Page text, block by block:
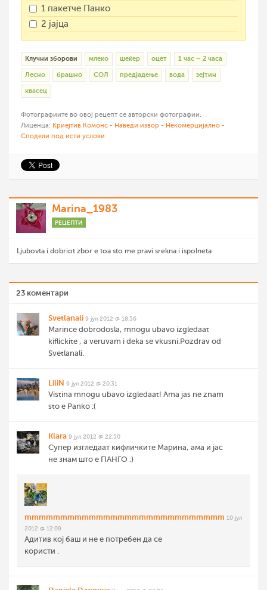
1 пакетче Панко
2 јајца
Клучни зборови млеко шеќер оцет 1 час – 2 часа
Лесно брашно СОЛ предјадење вода зејтин
квасец
Фотографиите во овој рецепт се авторски фотографии.
Лиценца: Криејтив Комонс - Наведи извор - Некомерцијално -
Сподели под исти услови
Marina_1983
РЕЦЕПТИ
Ljubovta i dobriot zbor e toa sto me pravi srekna i ispolneta
23 коментари
Svetlanali 9 јул 2012 @ 18:56
Marince dobrodosla, mnogu ubavo izgledaat
kiflickite , a veruvam i deka se vkusni.Pozdrav od
Svetlanali.
LiliN 9 јул 2012 @ 20:31
Vistina mnogu ubavo izgledaat! Ama jas ne znam
sto e Panko :(
Klara 9 јул 2012 @ 22:50
Супер изгледаат кифличките Марина, ама и јас
не знам што е ПАНГО :)
mmmmmmmmmmmmmmmmmmmmmmmmmmmm 10 јул
2012 @ 12:09
Aдитив кој баш и не е потребен да се
користи .